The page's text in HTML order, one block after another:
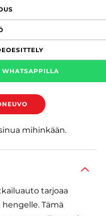
WHATSAPPILLA
mihinkään.
tarjoaa
Tämä